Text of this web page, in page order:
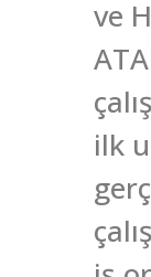
ve
ilk